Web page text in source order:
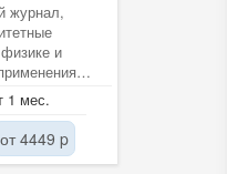
журнал,
и
выходит
1 мес.
от 4449 p